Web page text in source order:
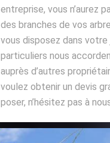
entreprise, vous n’aurez
des branches de vos
vous disposez dans
particuliers nous
auprès d’autres
voulez obtenir un devis
poser, n’hésitez pas à